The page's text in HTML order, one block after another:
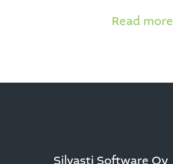
Read more
Silvasti Software Oy